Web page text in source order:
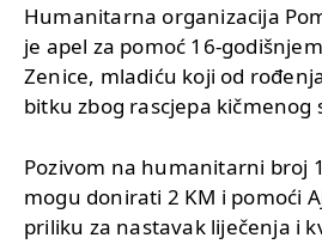
Humanitarna organizacija
je apel za pomoć 16-
Zenice, mladiću koji od
bitku zbog rascjepa kičmenog
Pozivom na humanitarni broj
mogu donirati 2 KM i pomoći
priliku za nastavak liječenja i